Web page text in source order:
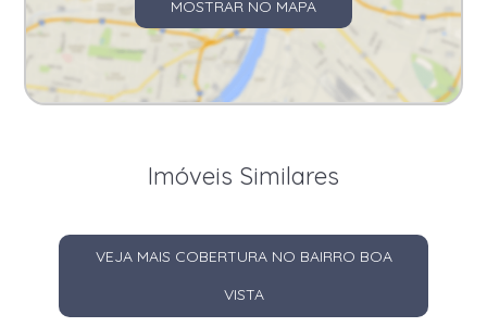
MOSTRAR NO MAPA
Imóveis Similares
VEJA MAIS COBERTURA NO BAIRRO BOA
VISTA